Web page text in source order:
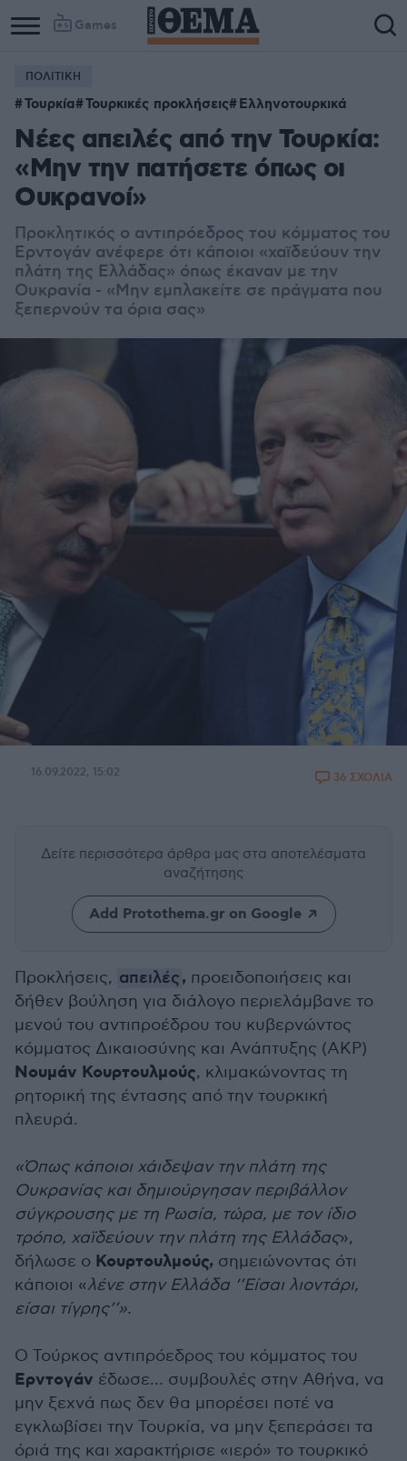
Games
Column
1
Column
2
ΠΟΛΙΤΙΚΗ
Τουρκία Τουρκικές προκλήσεις Ελληνοτουρκικά
Νέες απειλές από την Τουρκία:
«Μην την πατήσετε όπως οι
Ουκρανοί»
Προκλητικός ο αντιπρόεδρος του κόμματος του
Ερντογάν ανέφερε ότι κάποιοι «χαϊδεύουν την
πλάτη της Ελλάδας» όπως έκαναν με την
Ουκρανία - «Μην εμπλακείτε σε πράγματα που
ξεπερνούν τα όρια σας»
16.09.2022, 15:02 36 ΣΧΟΛΙΑ
Δείτε περισσότερα άρθρα μας στα αποτελέσματα
αναζήτησης
Add Protothema.gr on Google
Προκλήσεις, απειλές, προειδοποιήσεις και
δήθεν βούληση για διάλογο περιελάμβανε το
μενού του αντιπροέδρου του κυβερνώντος
κόμματος Δικαιοσύνης και Ανάπτυξης (ΑΚΡ)
Νουμάν Κουρτουλμούς, κλιμακώνοντας τη
ρητορική της έντασης από την τουρκική
πλευρά.
«Όπως κάποιοι χάιδεψαν την πλάτη της
Ουκρανίας και δημιούργησαν περιβάλλον
σύγκρουσης με τη Ρωσία, τώρα, με τον ίδιο
τρόπο, χαϊδεύουν την πλάτη της Ελλάδας»,
δήλωσε ο Κουρτουλμούς, σημειώνοντας ότι
κάποιοι «λένε στην Ελλάδα ‘’Είσαι λιοντάρι,
είσαι τίγρης’’».
Ο Τούρκος αντιπρόεδρος του κόμματος του
Ερντογάν έδωσε… συμβουλές στην Αθήνα, να
μην ξεχνά πως δεν θα μπορέσει ποτέ να
εγκλωβίσει την Τουρκία, να μην ξεπεράσει τα
όριά της και χαρακτήρισε «ιερό» το τουρκικό